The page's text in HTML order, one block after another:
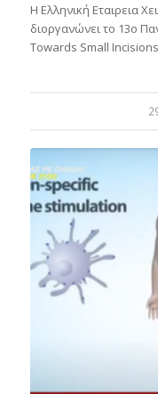
Η Ελληνική Εταιρεια
διοργανώνει το 13ο
Towards Small